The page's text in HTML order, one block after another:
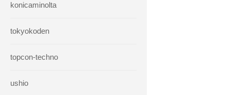
konicaminolta
tokyokoden
topcon-techno
ushio